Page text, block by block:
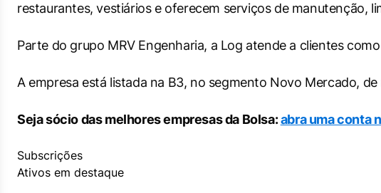
restaurantes, vestiários e oferecem serviços de manutenção,
Parte do grupo MRV Engenharia, a Log atende a clientes
A empresa está listada na B3, no segmento Novo Mercado,
Seja sócio das melhores empresas da Bolsa:abra uma conta
Subscrições
Ativos em destaque